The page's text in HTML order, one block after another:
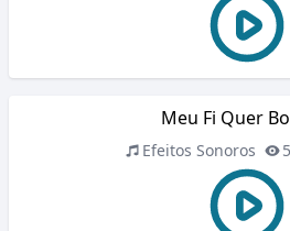
Meu Fi Quer
Efeitos Sonoros